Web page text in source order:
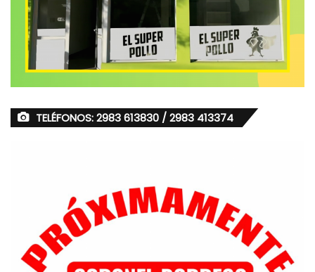
TELÉFONOS: 2983 613830 / 2983 413374